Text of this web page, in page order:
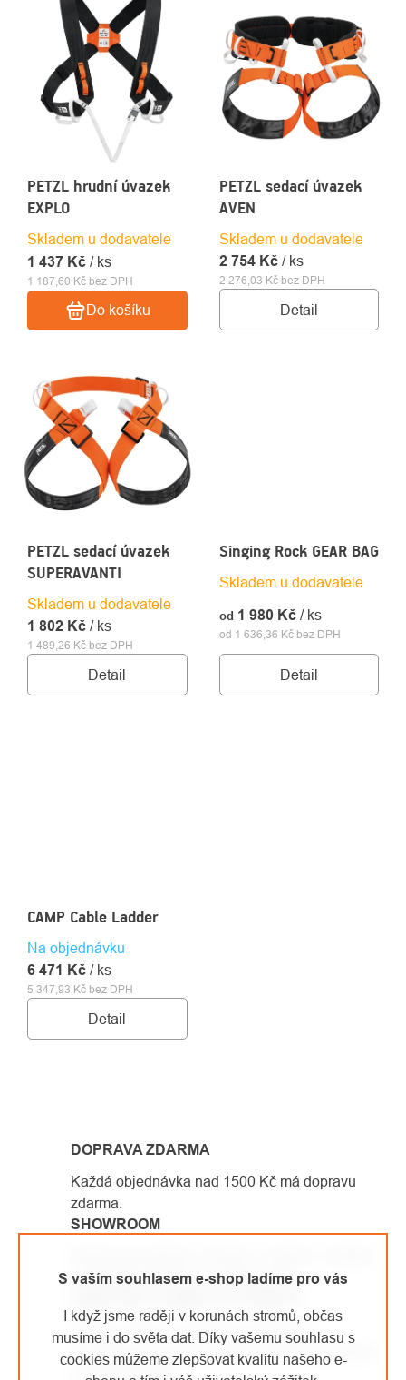
S vaším souhlasem e-shop ladíme pro vás
I když jsme raději v korunách stromů, občas
musíme i do světa dat. Díky vašemu souhlasu s
cookies můžeme zlepšovat kvalitu našeho e-
PRODUKTŮ
PETZL hrudní úvazek
EXPLO
Skladem u dodavatele
1 187,60 Kč bez DPH
1 437 Kč / ks
Do košíku
PETZL sedací úvazek
AVEN
Skladem u dodavatele
2 276,03 Kč bez DPH
2 754 Kč / ks
Detail
PETZL sedací úvazek
SUPERAVANTI
Skladem u dodavatele
1 489,26 Kč bez DPH
1 802 Kč / ks
Detail
Singing Rock GEAR BAG
Skladem u dodavatele
od 1 636,36 Kč bez DPH
od 1 980 Kč / ks
Detail
CAMP Cable Ladder
Na objednávku
5 347,93 Kč bez DPH
6 471 Kč / ks
Detail
VÝPISU
DOPRAVA ZDARMA
Každá objednávka nad 1500 Kč má dopravu
zdarma.
SHOWROOM
vyzkoušet vybavení na vlastní kůži.
Od roku 2007 se věnujeme arboristice
a výškovým pracím. Vybavení, které prodáváme,
sami používáme.